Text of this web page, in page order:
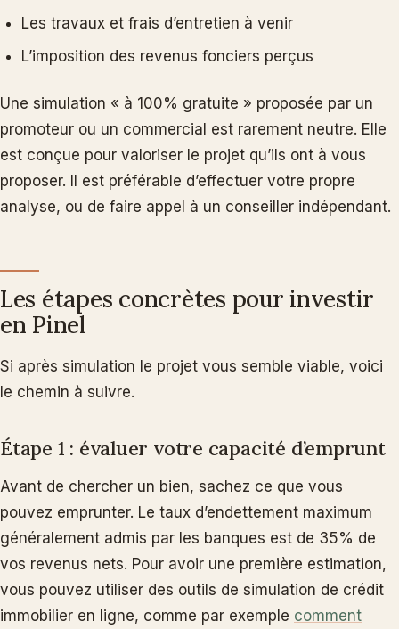
Les travaux et frais d’entretien à venir
L’imposition des revenus fonciers perçus
Une simulation « à 100% gratuite » proposée par un
promoteur ou un commercial est rarement neutre. Elle
est conçue pour valoriser le projet qu’ils ont à vous
proposer. Il est préférable d’effectuer votre propre
analyse, ou de faire appel à un conseiller indépendant.
Les étapes concrètes pour investir
en Pinel
Si après simulation le projet vous semble viable, voici
le chemin à suivre.
Étape 1 : évaluer votre capacité d’emprunt
Avant de chercher un bien, sachez ce que vous
pouvez emprunter. Le taux d’endettement maximum
généralement admis par les banques est de 35% de
vos revenus nets. Pour avoir une première estimation,
vous pouvez utiliser des outils de simulation de crédit
immobilier en ligne, comme par exemple comment